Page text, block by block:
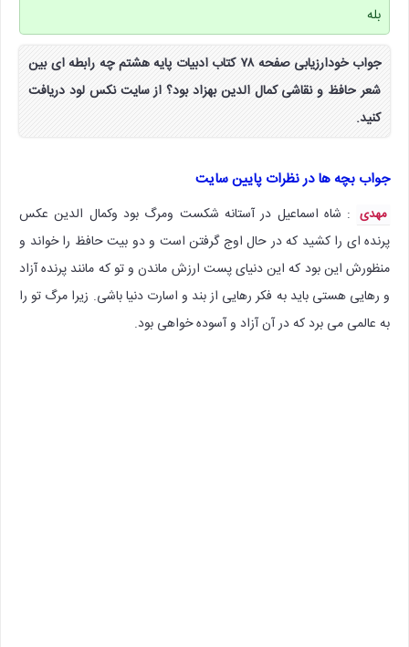
بله
جواب خودارزیابی صفحه ۷۸ کتاب ادبیات پایه هشتم چه رابطه ای بین
شعر حافظ و نقاشی کمال الدین بهزاد بود؟ از سایت نکس لود دریافت
کنید.
جواب بچه ها در نظرات پایین سایت
مهدی : شاه اسماعیل در آستانه شکست ومرگ بود وکمال الدین عکس
پرنده ای را کشید که در حال اوج گرفتن است و دو بیت حافظ را خواند و
منظورش این بود که این دنیای پست ارزش ماندن و تو که مانند پرنده آزاد
و رهایی هستی باید به فکر رهایی از بند و اسارت دنیا باشی. زیرا مرگ تو را
به عالمی می برد که در آن آزاد و آسوده خواهی بود.